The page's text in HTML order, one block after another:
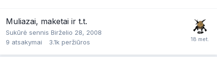
Muliazai, maketai ir t.t.
Sukūrė sennis Birželio 28, 2008
9 atsakymai 3.1k peržiūros